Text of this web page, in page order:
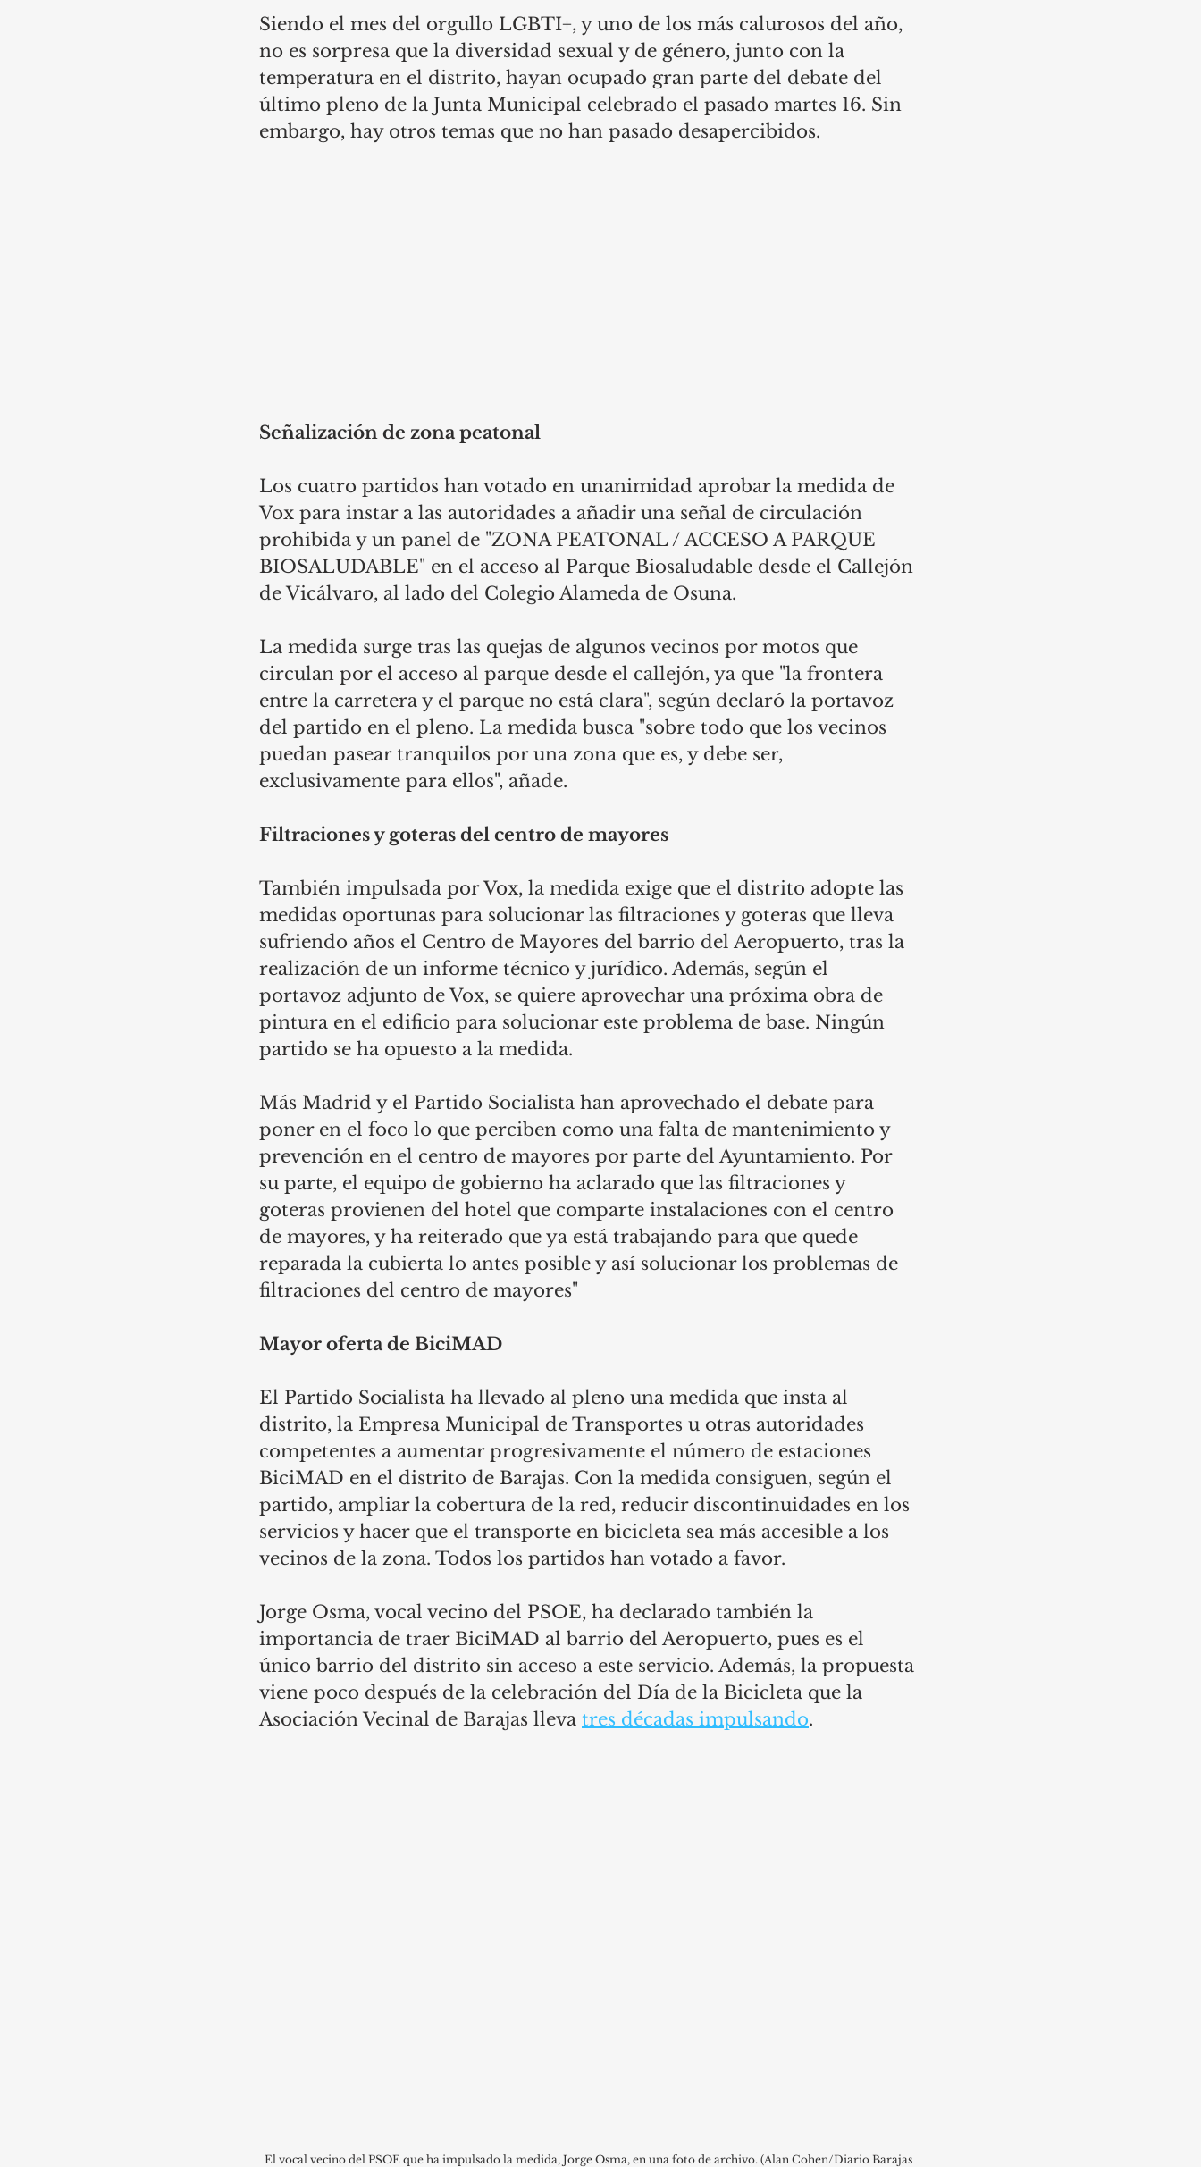
Siendo el mes del orgullo LGBTI+, y uno de los más calurosos del año,
no es sorpresa que la diversidad sexual y de género, junto con la
temperatura en el distrito, hayan ocupado gran parte del debate del
último pleno de la Junta Municipal celebrado el pasado martes 16. Sin
embargo, hay otros temas que no han pasado desapercibidos.
Señalización de zona peatonal
Los cuatro partidos han votado en unanimidad aprobar la medida de
Vox para instar a las autoridades a añadir una señal de circulación
prohibida y un panel de "ZONA PEATONAL / ACCESO A PARQUE
BIOSALUDABLE" en el acceso al Parque Biosaludable desde el Callejón
de Vicálvaro, al lado del Colegio Alameda de Osuna.
La medida surge tras las quejas de algunos vecinos por motos que
circulan por el acceso al parque desde el callejón, ya que "la frontera
entre la carretera y el parque no está clara", según declaró la portavoz
del partido en el pleno. La medida busca "sobre todo que los vecinos
puedan pasear tranquilos por una zona que es, y debe ser,
exclusivamente para ellos", añade.
Filtraciones y goteras del centro de mayores
También impulsada por Vox, la medida exige que el distrito adopte las
medidas oportunas para solucionar las filtraciones y goteras que lleva
sufriendo años el Centro de Mayores del barrio del Aeropuerto, tras la
realización de un informe técnico y jurídico. Además, según el
portavoz adjunto de Vox, se quiere aprovechar una próxima obra de
pintura en el edificio para solucionar este problema de base. Ningún
partido se ha opuesto a la medida.
Más Madrid y el Partido Socialista han aprovechado el debate para
poner en el foco lo que perciben como una falta de mantenimiento y
prevención en el centro de mayores por parte del Ayuntamiento. Por
su parte, el equipo de gobierno ha aclarado que las filtraciones y
goteras provienen del hotel que comparte instalaciones con el centro
de mayores, y ha reiterado que ya está trabajando para que quede
reparada la cubierta lo antes posible y así solucionar los problemas de
filtraciones del centro de mayores"
Mayor oferta de BiciMAD
El Partido Socialista ha llevado al pleno una medida que insta al
distrito, la Empresa Municipal de Transportes u otras autoridades
competentes a aumentar progresivamente el número de estaciones
BiciMAD en el distrito de Barajas. Con la medida consiguen, según el
partido, ampliar la cobertura de la red, reducir discontinuidades en los
servicios y hacer que el transporte en bicicleta sea más accesible a los
vecinos de la zona. Todos los partidos han votado a favor.
Jorge Osma, vocal vecino del PSOE, ha declarado también la
importancia de traer BiciMAD al barrio del Aeropuerto, pues es el
único barrio del distrito sin acceso a este servicio. Además, la propuesta
viene poco después de la celebración del Día de la Bicicleta que la
Asociación Vecinal de Barajas lleva tres décadas impulsando.
El vocal vecino del PSOE que ha impulsado la medida, Jorge Osma, en una foto de archivo. (Alan Cohen/Diario Barajas